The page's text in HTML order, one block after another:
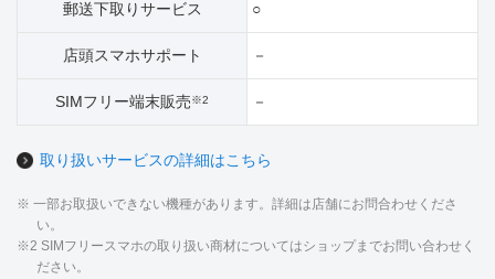
郵送下取りサービス ○
店頭スマホサポート －
SIMフリー端末販売※2 －
取り扱いサービスの詳細はこちら
※ 一部お取扱いできない機種があります。詳細は店舗にお問合わせくださ
い。
※2 SIMフリースマホの取り扱い商材についてはショップまでお問い合わせく
ださい。